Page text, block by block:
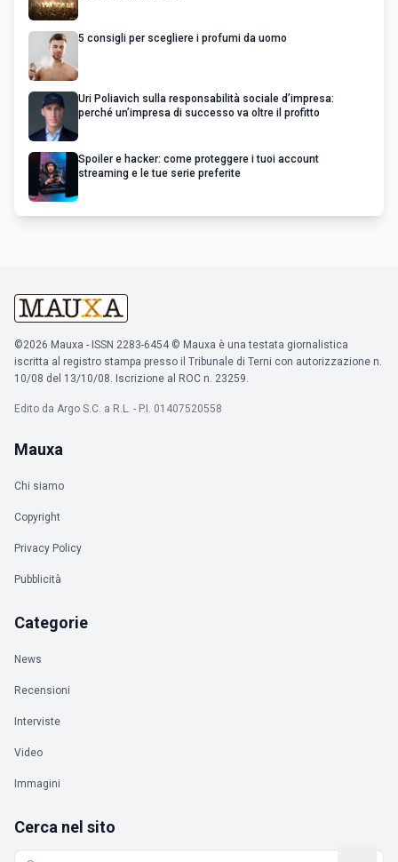
5 consigli per scegliere i profumi da uomo
Uri Poliavich sulla responsabilità sociale d’impresa:
perché un’impresa di successo va oltre il profitto
Spoiler e hacker: come proteggere i tuoi account
streaming e le tue serie preferite
©2026 Mauxa - ISSN 2283-6454 © Mauxa è una testata giornalistica
iscritta al registro stampa presso il Tribunale di Terni con autorizzazione n.
10/08 del 13/10/08. Iscrizione al ROC n. 23259.
Edito da Argo S.C. a R.L. - P.I. 01407520558
Mauxa
Chi siamo
Copyright
Privacy Policy
Pubblicità
Categorie
News
Recensioni
Interviste
Video
Immagini
Cerca nel sito